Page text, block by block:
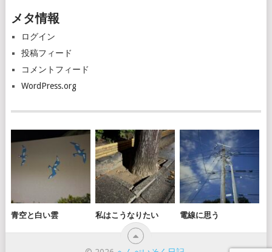
イ
メタ情報
ログイン
投稿フィード
コメントフィード
WordPress.org
青空と白い雲 私はこうなりたい 電線に思う